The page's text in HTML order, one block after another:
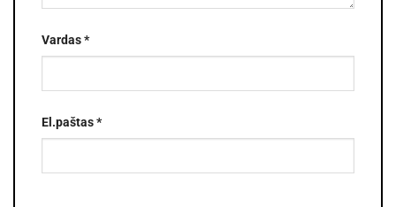
Vardas*
El.paštas*